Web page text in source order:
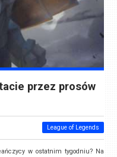
przez prosów
League of Legends
w ostatnim tygodniu? Na